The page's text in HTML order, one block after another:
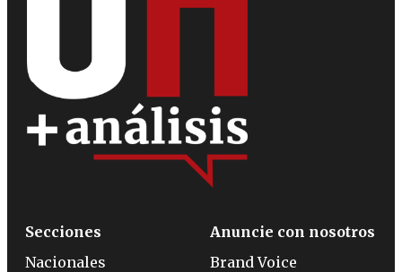
Secciones
Nacionales
Anuncie con nosotros
Brand Voice